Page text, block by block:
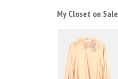
My Closet on Sale